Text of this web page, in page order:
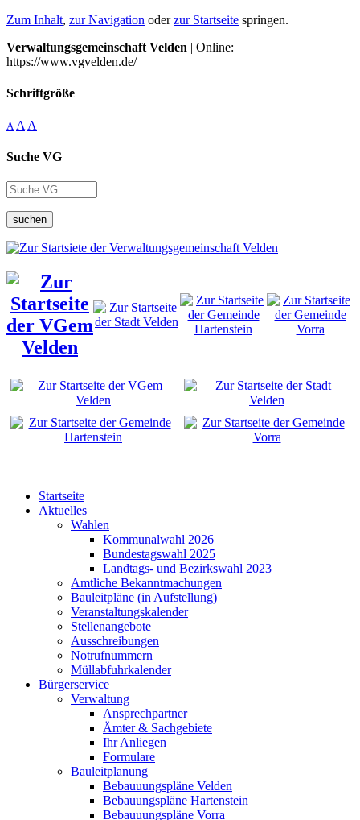
Zum Inhalt, zur Navigation oderzur Startseite springen.
Verwaltungsgemeinschaft Velden | Online:
https://www.vgvelden.de/
Schriftgröße
A A A
Suche VG
suchen
Startseite
Aktuelles
Wahlen
Kommunalwahl 2026
Bundestagswahl 2025
Landtags- und Bezirkswahl 2023
Amtliche Bekanntmachungen
Bauleitpläne (in Aufstellung)
Veranstaltungskalender
Stellenangebote
Ausschreibungen
Notrufnummern
Müllabfuhrkalender
Bürgerservice
Verwaltung
Ansprechpartner
Ämter & Sachgebiete
Ihr Anliegen
Formulare
Bauleitplanung
Bebauuungspläne Velden
Bebauungspläne Hartenstein
Bebauuungspläne Vorra